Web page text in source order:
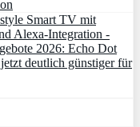
Smart TV mit
Alexa‑Integration -
2026: Echo Dot
deutlich günstiger für